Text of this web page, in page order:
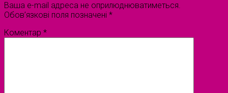
Ваша e-mail адреса не оприлюднюватиметься.
Обов’язкові поля позначені *
Коментар *